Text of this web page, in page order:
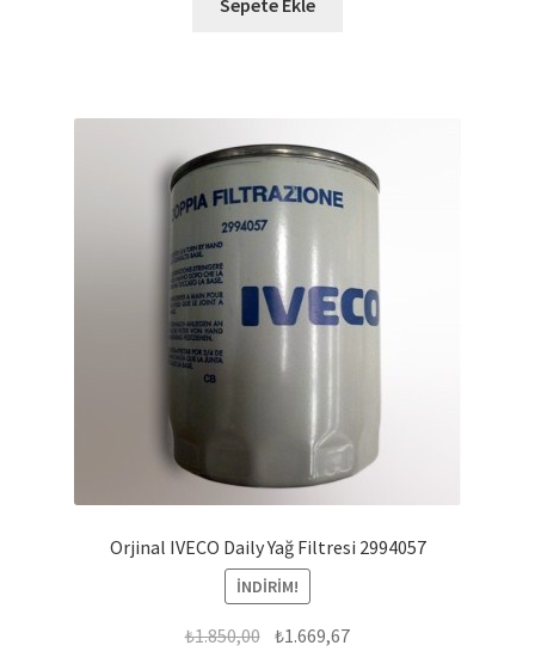
Sepete Ekle
Orjinal IVECO Daily Yağ Filtresi 2994057
İNDIRIM!
₺1.850,00 Orijinal
₺1.669,67Şu